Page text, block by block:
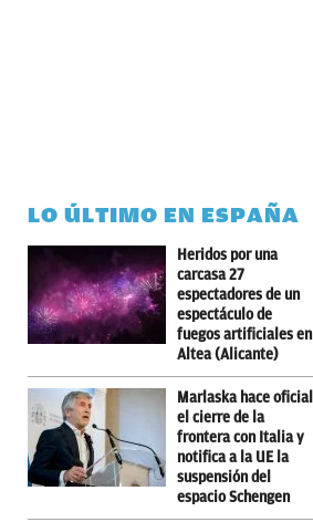
LO ÚLTIMO EN ESPAÑA
Heridos por una
carcasa 27
espectadores de un
espectáculo de
fuegos artificiales en
Altea (Alicante)
Marlaska hace oficial
el cierre de la
frontera con Italia y
notifica a la UE la
suspensión del
espacio Schengen